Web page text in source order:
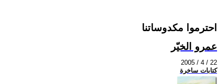
احترموا مكدوساتنا
عمرو الخيّر
2005 / 4 / 22
كتابات ساخرة